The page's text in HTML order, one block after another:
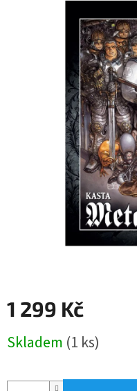
1 299 Kč
cena:
Skladem (1 ks)